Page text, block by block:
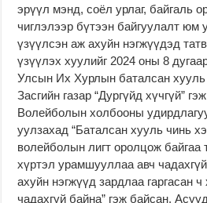
эрүүл мэнд, соёл урлаг, байгаль
чиглэлээр бүтээн байгуулалт юм
үзүүлсэн аж ахуйн нэгжүүдэд
үзүүлэх хуулийг 2024 оны 8
Улсын Их Хурлын баталсан хууль
Засгийн газар “Дургүйд хүчгүй”
Волейболын холбооны
уулзахад “Баталсан хууль чинь
волейболын лигт оролцож байгаа
хүртэл урамшууллаа авч
ахуйн нэгжүүд зардлаа гаргасан
чадахгүй байна” гэж байсан.